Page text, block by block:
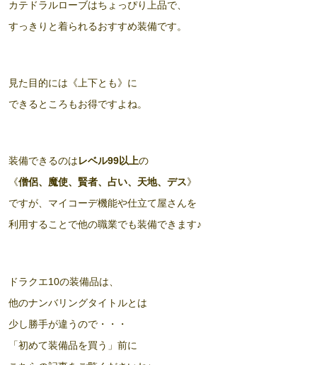
カテドラルローブはちょっぴり上品で、
すっきりと着られるおすすめ装備です。
見た目的には《上下とも》に
できるところもお得ですよね。
装備できるのはレベル99以上の
《僧侶、魔使、賢者、占い、天地、デス》
ですが、マイコーデ機能や仕立て屋さんを
利用することで他の職業でも装備できます♪
ドラクエ10の装備品は、
他のナンバリングタイトルとは
少し勝手が違うので・・・
「初めて装備品を買う」前に